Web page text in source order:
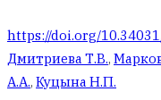
https://doi.org/
Дмитриева Т.В.,
А.А., Куцына Н.П.